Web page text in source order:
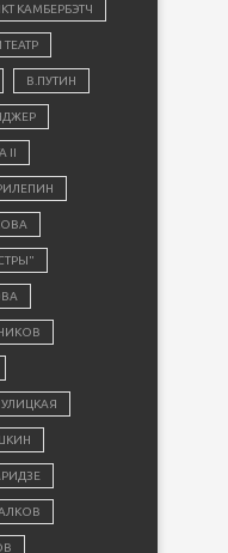
КАМБЕРБЭТЧ
В.ПУТИН
II